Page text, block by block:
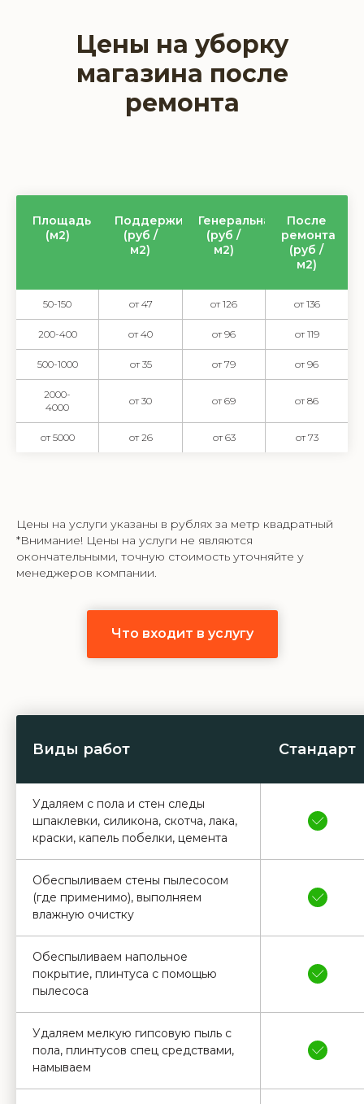
Цены на уборку
магазина после
ремонта
Площадь
(м2)
Поддерживающая
(руб /
м2)
Генеральная
(руб /
м2)
После
ремонта
(руб /
м2)
50-150 от 47 от 126 от 136
200-400 от 40 от 96 от 119
500-1000 от 35 от 79 от 96
2000-
4000
от 30 от 69 от 86
от 5000 от 26 от 63 от 73
Цены на услуги указаны в рублях за метр квадратный
*Внимание! Цены на услуги не являются
окончательными, точную стоимость уточняйте у
менеджеров компании.
Что входит в услугу
Виды работ Стандарт
Удаляем с пола и стен следы
шпаклевки, силикона, скотча, лака,
краски, капель побелки, цемента
Обеспыливаем стены пылесосом
(где применимо), выполняем
влажную очистку
Обеспыливаем напольное
покрытие, плинтуса с помощью
пылесоса
Удаляем мелкую гипсовую пыль с
пола, плинтусов спец средствами,
намываем